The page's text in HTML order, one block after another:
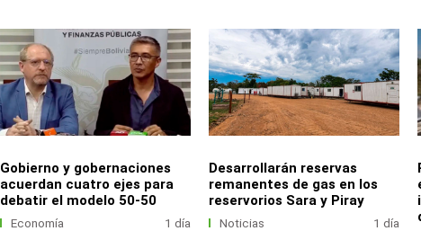
Gobierno y gobernaciones
acuerdan cuatro ejes para
debatir el modelo 50-50
Economía 1 día
Desarrollarán reservas
remanentes de gas en los
reservorios Sara y Piray
Noticias 1 día